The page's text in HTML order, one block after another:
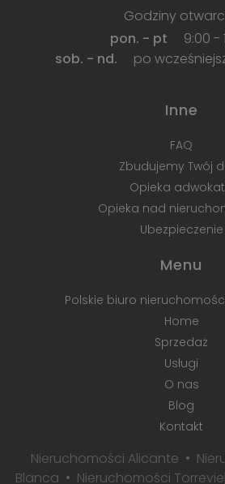
Godziny
pon. - pt
9:00 -
sob. - nd.
po
Inne
FAQ
Zbudujemy Twój
Opieka
Opieka nad
Ubezpieczenie
Menu
Polskie biuro
Home
Sprzedaż
Usługi
O nas
Blog
Kontakt
Nieruchomości Alicante
Blanca
Nieruchomości